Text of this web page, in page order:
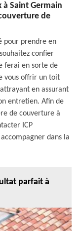
à Saint Germain
de
pour prendre en
confier
ferai en sorte de
vous offrir un toit
en assurant
entretien. Afin de
de couverture à
ICP
dans la
parfait à